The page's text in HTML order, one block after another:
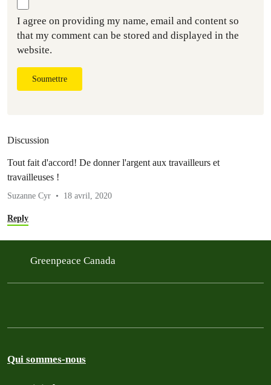
I agree on providing my name, email and content so
that my comment can be stored and displayed in the
website.
Soumettre
Discussion
Tout fait d'accord! De donner l'argent aux travailleurs et
travailleuses !
Suzanne Cyr 18 avril, 2020
Reply
Greenpeace Canada
Qui sommes-nous